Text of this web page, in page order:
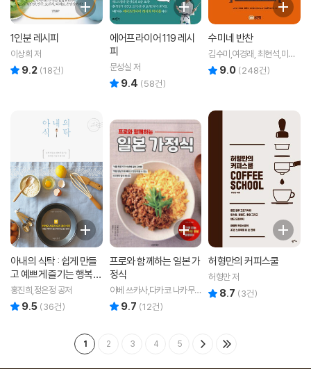
1인분 레시피
이상희 저
9.2 (18건)
에어프라이어 119 레시
피
문성실 저
9.4 (58건)
수미네 반찬
김수미,여경래, 최현석,미카
엘 공저
9.0 (248건)
아내의 식탁 : 쉽게 만들
고 예쁘게 즐기는 행복한
가정식 레시피
홍진희,정은정 공저
9.5 (36건)
프로와 함께하는 일본 가
정식
아베 쓰카사,다카코 나카무
라 저/정문주 역
9.7 (12건)
허형만의 커피스쿨
허형만 저
8.7 (3건)
1 2 3 4 5